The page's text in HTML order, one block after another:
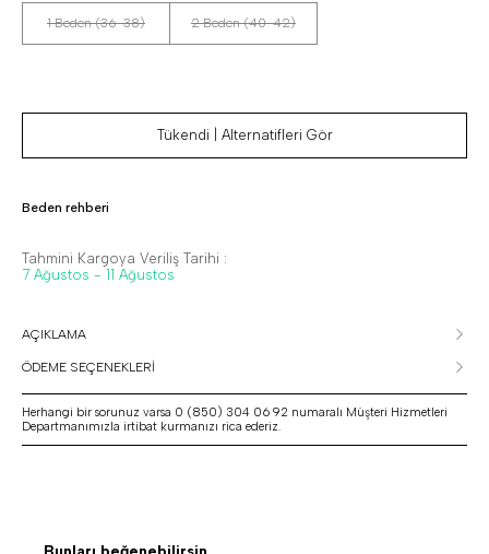
1 Beden (36-38) 2 Beden (40-42)
Tükendi | Alternatifleri Gör
Beden rehberi
Tahmini Kargoya Veriliş Tarihi :
7 Ağustos - 11 Ağustos
AÇIKLAMA
ÖDEME SEÇENEKLERİ
Herhangi bir sorunuz varsa 0 (850) 304 06 92 numaralı Müşteri Hizmetleri
Departmanımızla irtibat kurmanızı rica ederiz.